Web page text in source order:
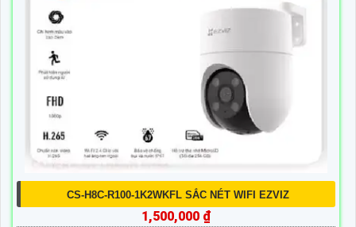
CS-H8C-R100-1K2WKFL SẮC NÉT WIFI EZVIZ
1,500,000 ₫